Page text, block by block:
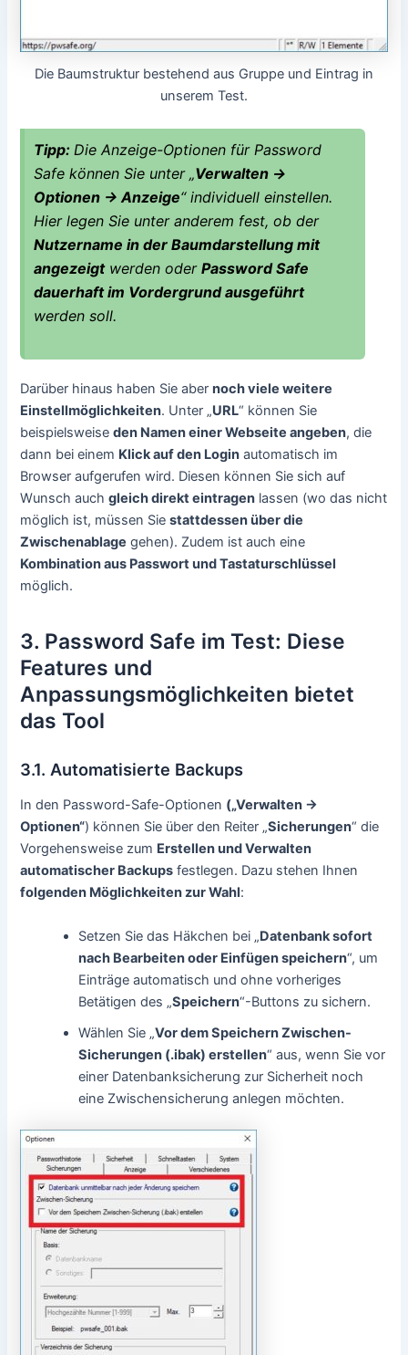
Die Baumstruktur bestehend aus Gruppe und Eintrag in
unserem Test.
Tipp: Die Anzeige-Optionen für Password
Safe können Sie unter „Verwalten ->
Optionen -> Anzeige“ individuell einstellen.
Hier legen Sie unter anderem fest, ob der
Nutzername in der Baumdarstellung mit
angezeigtwerden oderPassword Safe
dauerhaft im Vordergrund ausgeführt
werden soll.
Darüber hinaus haben Sie abernoch viele weitere
Einstellmöglichkeiten. Unter „URL“ können Sie
beispielsweiseden Namen einer Webseite angeben, die
dann bei einem Klick auf den Login automatisch im
Browser aufgerufen wird. Diesen können Sie sich auf
Wunsch auchgleich direkt eintragen lassen (wo das nicht
möglich ist, müssen Siestattdessen über die
Zwischenablage gehen). Zudem ist auch eine
Kombination aus Passwort und Tastaturschlüssel
möglich.
3. Password Safe im Test: Diese
Features und
Anpassungsmöglichkeiten bietet
das Tool
3.1. Automatisierte Backups
In den Password-Safe-Optionen („Verwalten ->
Optionen“) können Sie über den Reiter „Sicherungen“ die
Vorgehensweise zum Erstellen und Verwalten
automatischer Backups festlegen. Dazu stehen Ihnen
folgenden Möglichkeiten zur Wahl:
Setzen Sie das Häkchen bei „Datenbank sofort
nach Bearbeiten oder Einfügen speichern“, um
Einträge automatisch und ohne vorheriges
Betätigen des „Speichern“-Buttons zu sichern.
Wählen Sie „Vor dem Speichern Zwischen-
Sicherungen (.ibak) erstellen“ aus, wenn Sie vor
einer Datenbanksicherung zur Sicherheit noch
eine Zwischensicherung anlegen möchten.